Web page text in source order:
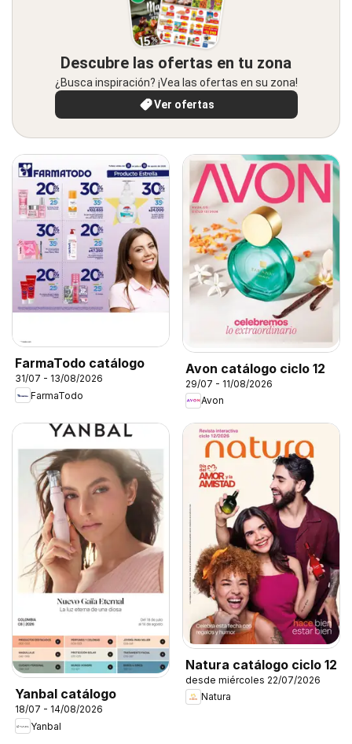
Descubre las ofertas en tu zona
¿Busca inspiración? ¡Vea las ofertas en su zona!
Ver ofertas
FarmaTodo catálogo
31/07 - 13/08/2026
FarmaTodo
Avon catálogo ciclo 12
29/07 - 11/08/2026
Avon
Yanbal catálogo
18/07 - 14/08/2026
Yanbal
Natura catálogo ciclo 12
desde miércoles 22/07/2026
Natura